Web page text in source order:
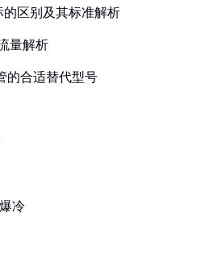
的区别及其标准解析
量解析
的合适替代型号
冷